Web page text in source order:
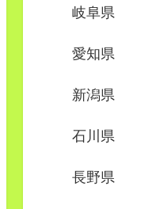
岐阜県
愛知県
新潟県
石川県
長野県